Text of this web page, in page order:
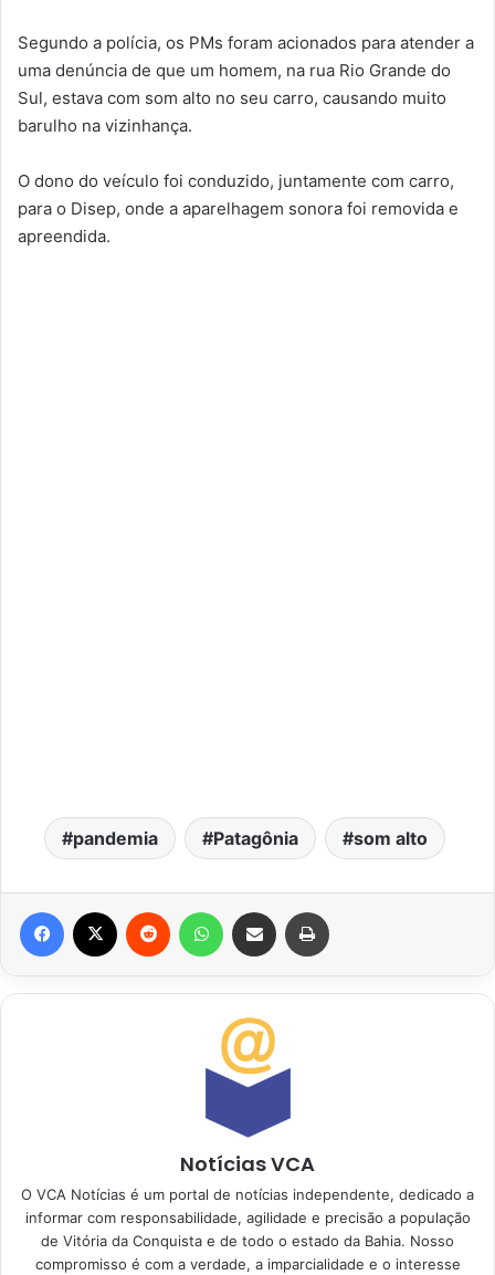
Segundo a polícia, os PMs foram acionados para atender a
uma denúncia de que um homem, na rua Rio Grande do
Sul, estava com som alto no seu carro, causando muito
barulho na vizinhança.
O dono do veículo foi conduzido, juntamente com carro,
para o Disep, onde a aparelhagem sonora foi removida e
apreendida.
pandemia Patagônia som alto
Facebook Reddit WhatsAppCompartilhar via e-mail
Notícias VCA
O VCA Notícias é um portal de notícias independente, dedicado a
informar com responsabilidade, agilidade e precisão a população
de Vitória da Conquista e de todo o estado da Bahia. Nosso
compromisso é com a verdade, a imparcialidade e o interesse